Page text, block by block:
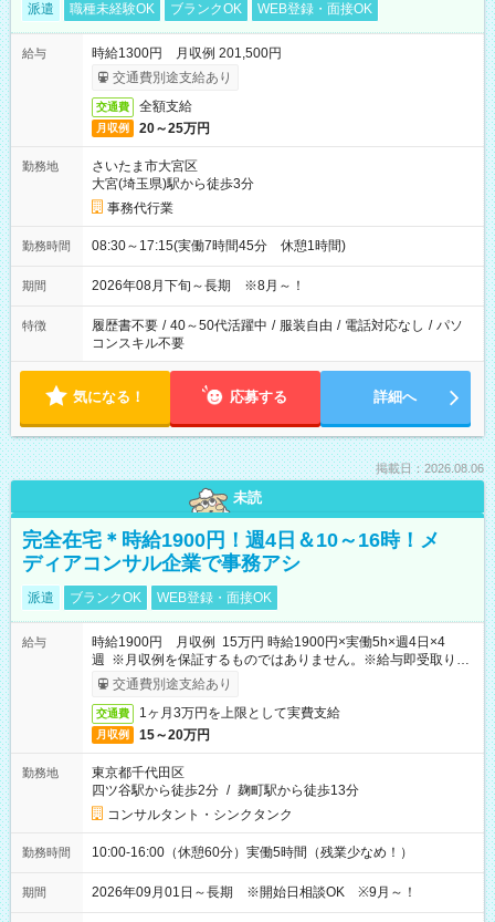
派遣 職種未経験OK ブランクOK WEB登録・面接OK
給与
時給1300円 月収例 201,500円
交通費別途支給あり
交通費 全額支給
月収例 20～25万円
勤務地
さいたま市大宮区
大宮(埼玉県)駅から徒歩3分
事務代行業
勤務時間 08:30～17:15(実働7時間45分 休憩1時間)
期間 2026年08月下旬～長期 ※8月～！
特徴 履歴書不要 / 40～50代活躍中 / 服装自由 / 電話対応なし / パソ
コンスキル不要
気になる！ 応募する 詳細へ
掲載日：2026.08.06
未読
完全在宅＊時給1900円！週4日＆10～16時！メ
ディアコンサル企業で事務アシ
派遣 ブランクOK WEB登録・面接OK
給与
時給1900円 月収例 15万円 時給1900円×実働5h×週4日×4
週 ※月収例を保証するものではありません。※給与即受取りサ
ービス利用可（利用条件有）
交通費別途支給あり
交通費 1ヶ月3万円を上限として実費支給
月収例 15～20万円
勤務地
東京都千代田区
四ツ谷駅から徒歩2分 / 麹町駅から徒歩13分
コンサルタント・シンクタンク
勤務時間 10:00-16:00（休憩60分）実働5時間（残業少なめ！）
期間 2026年09月01日～長期 ※開始日相談OK ※9月～！